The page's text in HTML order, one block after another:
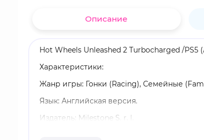
Описание
Hot Wheels Unleashed 2 Turbocharged /PS5
Характеристики:
Жанр игры: Гонки (Racing), Семейные
Язык: Английская версия.
Издатель: Milestone S. r. l.